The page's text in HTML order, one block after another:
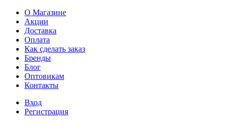
О Магазине
Акции
Доставка
Оплата
Как сделать заказ
Бренды
Блог
Оптовикам
Контакты
Вход
Регистрация